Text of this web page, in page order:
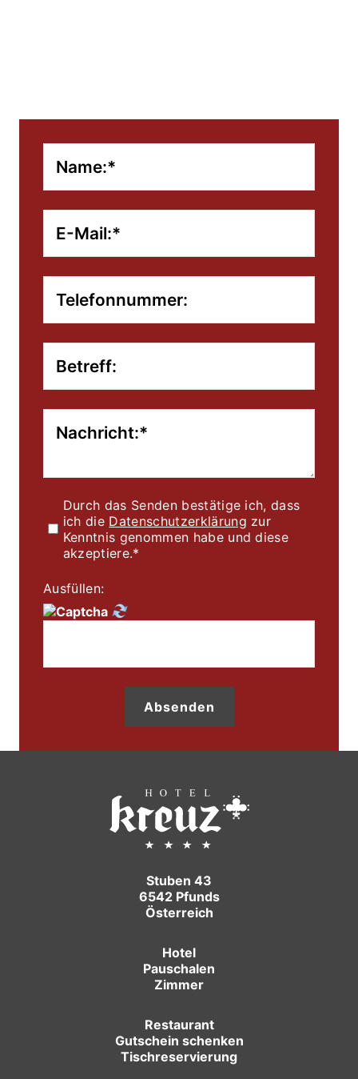
Durch das Senden bestätige ich, dass
ich die Datenschutzerklärung zur
Kenntnis genommen habe und diese
akzeptiere.*
Ausfüllen:
Absenden
Stuben 43
6542 Pfunds
Österreich
Hotel
Pauschalen
Zimmer
Restaurant
Gutschein schenken
Tischreservierung